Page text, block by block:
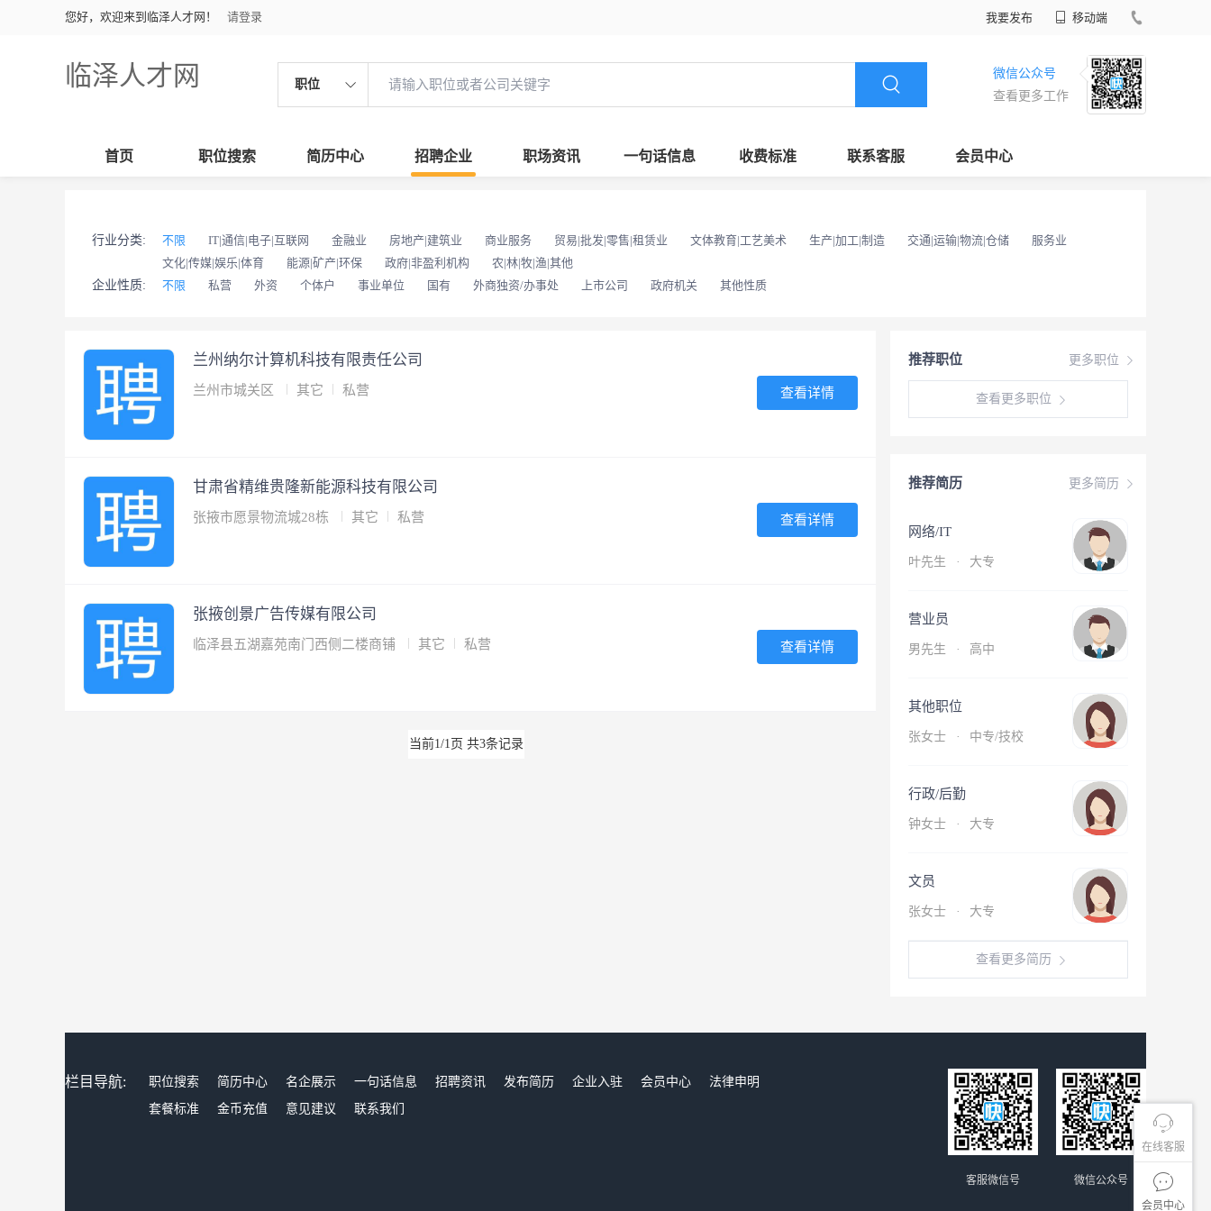
您好，欢迎来到临泽人才网！ 请登录 我要发布 移动端
临泽人才网 职位
微信公众号
查看更多工作
首页 职位搜索 简历中心 招聘企业 职场资讯 一句话信息 收费标准 联系客服 会员中心
在线客服
会员中心
行业分类: 不限 IT|通信|电子|互联网 金融业 房地产|建筑业 商业服务 贸易|批发|零售|租赁业 文体教育|工艺美术 生产|加工|制造 交通|运输|物流|仓储
服务业
文化|传媒|娱乐|体育
能源|矿产|环保 政府|非盈利机构
农|林|牧|渔|其他
企业性质:
不限 私营 外资 个体户 事业单位 国有 外商独资/办事处 上市公司 政府机关 其他性质
更多职位
推荐职位
查看更多职位
更多简历
推荐简历
网络/IT
叶先生 · 大专
营业员
男先生 · 高中
其他职位
张女士 · 中专/技校
行政/后勤
钟女士 · 大专
文员
张女士 · 大专
查看更多简历
兰州纳尔计算机科技有限责任公司
兰州市城关区 其它 私营 查看详情
甘肃省精维贵隆新能源科技有限公司
张掖市愿景物流城28栋 其它 私营 查看详情
张掖创景广告传媒有限公司
临泽县五湖嘉苑南门西侧二楼商铺 其它 私营 查看详情
当前1/1页 共3条记录
栏目导航: 职位搜索 简历中心 名企展示 一句话信息 招聘资讯 发布简历 企业入驻 会员中心
法律申明
套餐标准
金币充值 意见建议 联系我们
微信公众号
客服微信号